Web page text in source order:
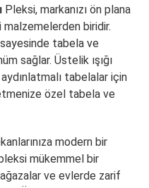
Pleksi, markanızı ön plana
malzemelerden biridir.
tabela ve
sağlar. Üstelik ışığı
tabelalar için
özel tabela ve
modern bir
mükemmel bir
ve evlerde zarif